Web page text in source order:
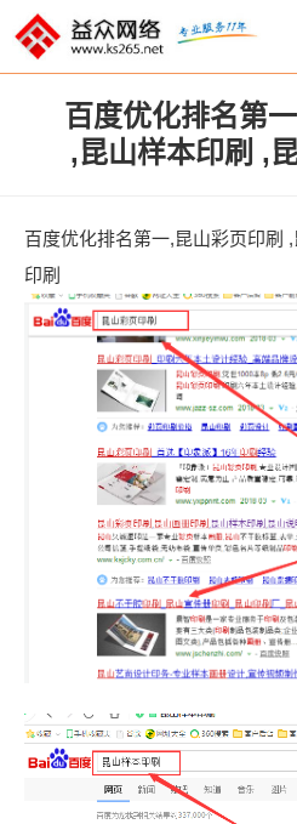
百度优化排名第
,昆山样本印刷 ,
百度优化排名第一,昆山彩页印刷
印刷